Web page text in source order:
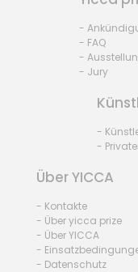
-
- FAQ
-
- Jury
-
-
Über YICCA
- Kontakte
- Über yicca prize
- Über YICCA
-
- Datenschutz